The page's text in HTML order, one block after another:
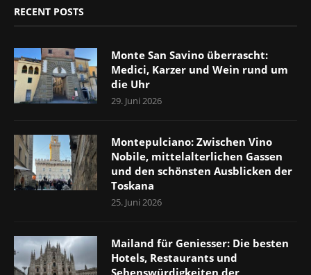
RECENT POSTS
Monte San Savino überrascht:
Medici, Karzer und Wein rund um
die Uhr
29. Juni 2026
Montepulciano: Zwischen Vino
Nobile, mittelalterlichen Gassen
und den schönsten Ausblicken der
Toskana
25. Juni 2026
Mailand für Geniesser: Die besten
Hotels, Restaurants und